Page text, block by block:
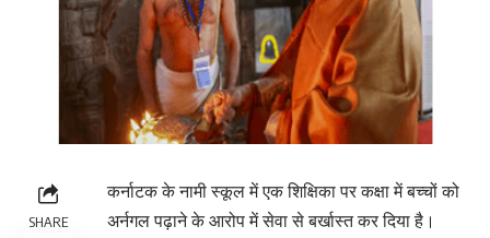
SHARE
कर्नाटक के नामी स्कूल में एक शिक्षिका पर कक्षा में बच्चों को
अर्नगल पढ़ाने के आरोप में सेवा से बर्खास्त कर दिया है।